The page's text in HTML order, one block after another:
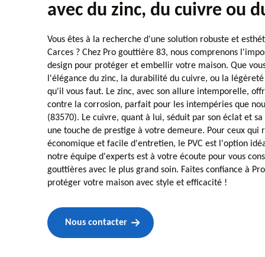
avec du zinc, du cuivre ou
Vous êtes à la recherche d'une solution robuste et
Carces ? Chez Pro gouttière 83, nous comprenons
design pour protéger et embellir votre maison. Que
l'élégance du zinc, la durabilité du cuivre, ou la légèreté
qu'il vous faut. Le zinc, avec son allure intemporelle,
contre la corrosion, parfait pour les intempéries que
(83570). Le cuivre, quant à lui, séduit par son éclat et
une touche de prestige à votre demeure. Pour ceux qui
économique et facile d'entretien, le PVC est l'option
notre équipe d'experts est à votre écoute pour vous
gouttières avec le plus grand soin. Faites confiance à
protéger votre maison avec style et efficacité !
Nous contacter